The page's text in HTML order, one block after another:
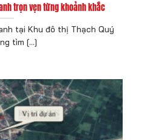
trọn vẹn từng khoảnh khắc
tại Khu đô thị Thạch Quý
tìm [...]